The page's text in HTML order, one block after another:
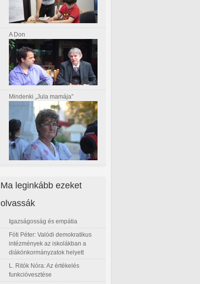
A Don
Mindenki „Jula mamája”
Ma leginkább ezeket
olvassák
Igazságosság és empátia
Fóti Péter: Valódi demokratikus
intézmények az iskolákban a
diákönkormányzatok helyett
L. Ritók Nóra: Az értékelés
funkcióvesztése